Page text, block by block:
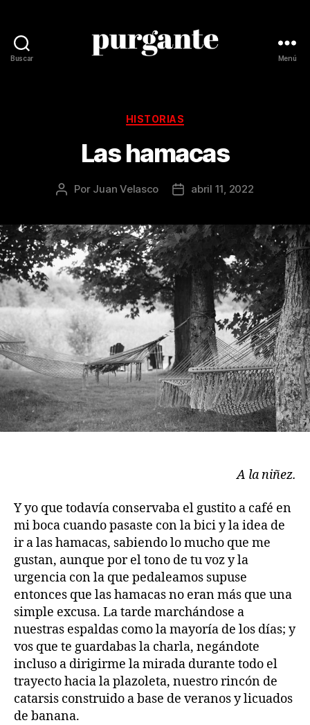
Buscar Menú
Categorías
HISTORIAS
Las hamacas
Autor
publicación
Por Juan Velasco
Fecha
publicación
abril 11, 2022
A la niñez.
Y yo que todavía conservaba el gustito a café en
mi boca cuando pasaste con la bici y la idea de
ir a las hamacas, sabiendo lo mucho que me
gustan, aunque por el tono de tu voz y la
urgencia con la que pedaleamos supuse
entonces que las hamacas no eran más que una
simple excusa. La tarde marchándose a
nuestras espaldas como la mayoría de los días; y
vos que te guardabas la charla, negándote
incluso a dirigirme la mirada durante todo el
trayecto hacia la plazoleta, nuestro rincón de
catarsis construido a base de veranos y licuados
de banana.